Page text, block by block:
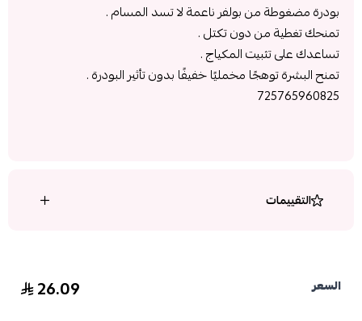
بودرة مضغوطة من بولفر ناعمة لا تسد المسام .
تمنحك تغطية من دون تكتل .
تساعدك على تثبيت المكياج .
تمنح البشرة توهجًا مخمليًا خفيفًا بدون تأثير البودرة .
725765960825
التقييمات
السعر 26.09